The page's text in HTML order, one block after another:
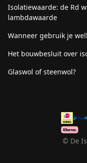
Isolatiewaarde: de Rd
lambdawaarde
Wanneer gebruik je
Het bouwbesluit over
Glaswol of steenwol?
© De